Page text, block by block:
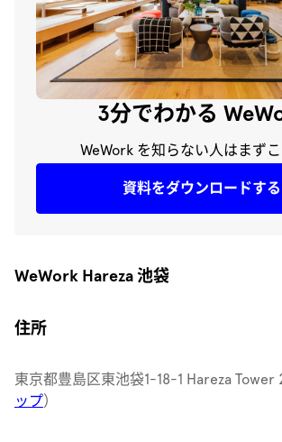
3分でわかる
WeWork を知らない人はまず
資料をダウンロードする
WeWork Hareza 池袋
住所
東京都豊島区東池袋1-18-1 Hareza Tower
ップ）